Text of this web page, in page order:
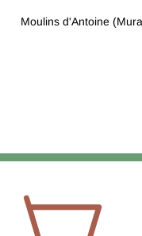
Moulins d'Antoine